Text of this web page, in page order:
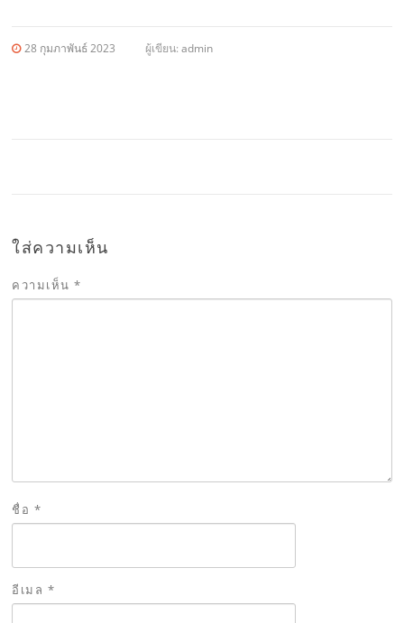
28 กุมภาพันธ์ 2023 ผู้เขียน:admin
ใส่ความเห็น
ความเห็น*
ชื่อ *
อีเมล *